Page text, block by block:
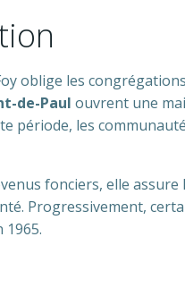
oblige les
de-Paul ouvrent une
période, les
fonciers, elle assure
Progressivement,